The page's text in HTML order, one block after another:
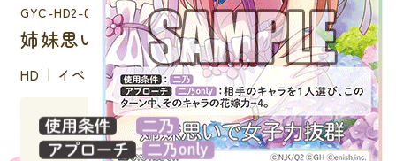
GYC-HD2-017
姉妹思いで女子力抜群
HD イベント
：
：相手のキャラを１人